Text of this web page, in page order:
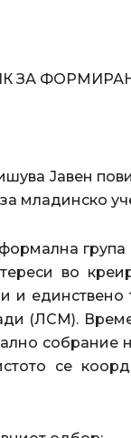
ЗА
Јавен
младинско
група
во
и
(ЛСМ).
се